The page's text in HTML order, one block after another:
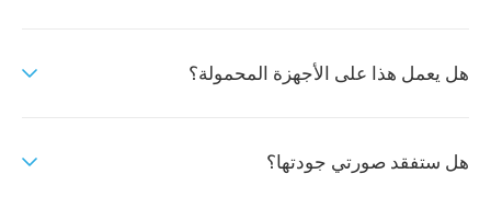
هل يعمل هذا على الأجهزة المحمولة؟
هل ستفقد صورتي جودتها؟